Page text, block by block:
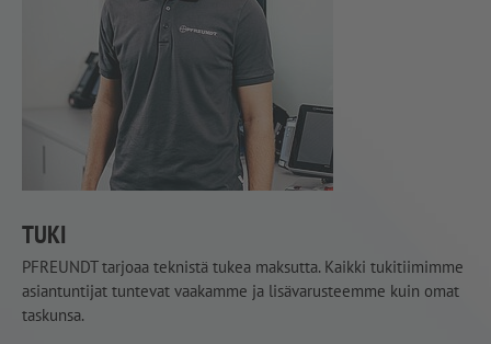
TUKI
PFREUNDT tarjoaa teknistä tukea maksutta. Kaikki tukitiimimme
asiantuntijat tuntevat vaakamme ja lisävarusteemme kuin omat
taskunsa.